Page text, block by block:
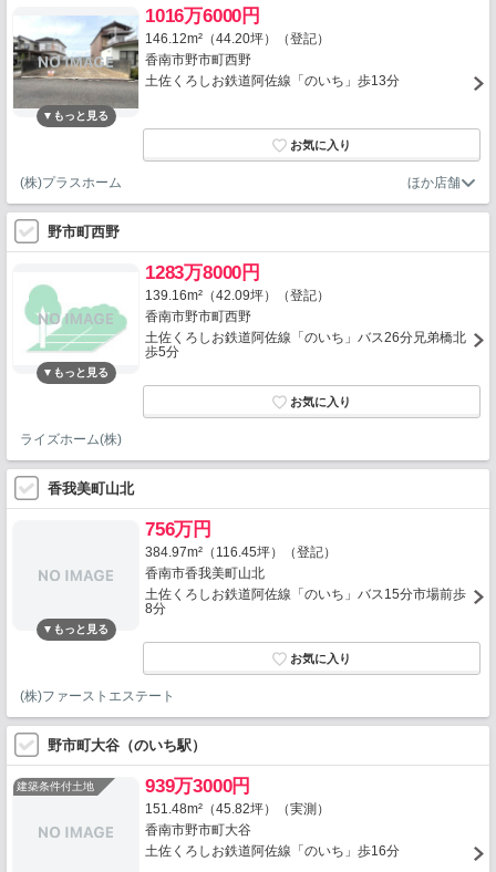
1016万6000円
146.12m²（44.20坪）（登記）
香南市野市町西野
土佐くろしお鉄道阿佐線「のいち」歩13分
(株)プラスホーム
野市町西野
1283万8000円
139.16m²（42.09坪）（登記）
香南市野市町西野
土佐くろしお鉄道阿佐線「のいち」バス26分兄弟橋北
歩5分
ライズホーム(株)
香我美町山北
756万円
384.97m²（116.45坪）（登記）
香南市香我美町山北
土佐くろしお鉄道阿佐線「のいち」バス15分市場前歩
8分
(株)ファーストエステート
野市町大谷（のいち駅）
建築条件付土地 939万3000円
151.48m²（45.82坪）（実測）
香南市野市町大谷
土佐くろしお鉄道阿佐線「のいち」歩16分